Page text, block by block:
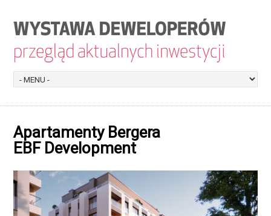
Apartamenty Bergera
EBF Development